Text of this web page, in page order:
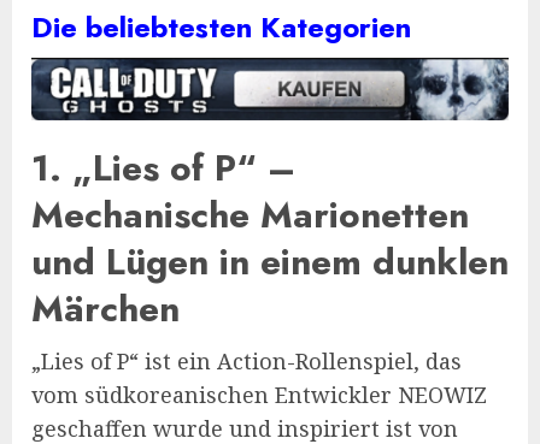
Die beliebtesten Kategorien
1. „Lies of P“ –
Mechanische Marionetten
und Lügen in einem dunklen
Märchen
„Lies of P“ ist ein Action-Rollenspiel, das
vom südkoreanischen Entwickler NEOWIZ
geschaffen wurde und inspiriert ist von